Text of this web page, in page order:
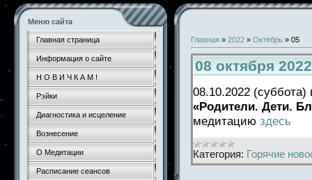
Меню сайта
Главная страница
Информация о сайте
Н О В И Ч К А М !
Рэйки
Диагностика и исцеление
Вознесение
О Медитации
Расписание сеансов
Главная » 2022 » Октябрь » 05
08 октября
08.10.2022
«Родители. Дети.
медитацию здесь
Категория: Горячие